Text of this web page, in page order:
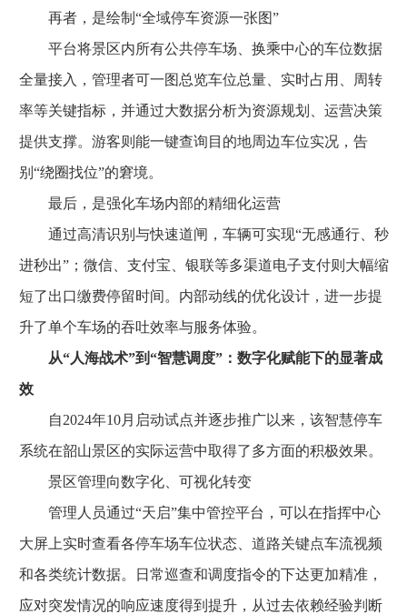
再者，是绘制“全域停车资源一张图”
平台将景区内所有公共停车场、换乘中心的车位数据
全量接入，管理者可一图总览车位总量、实时占用、周转
率等关键指标，并通过大数据分析为资源规划、运营决策
提供支撑。游客则能一键查询目的地周边车位实况，告
别“绕圈找位”的窘境。
最后，是强化车场内部的精细化运营
通过高清识别与快速道闸，车辆可实现“无感通行、秒
进秒出”；微信、支付宝、银联等多渠道电子支付则大幅缩
短了出口缴费停留时间。内部动线的优化设计，进一步提
升了单个车场的吞吐效率与服务体验。
从“人海战术”到“智慧调度”：数字化赋能下的显著成
效
自2024年10月启动试点并逐步推广以来，该智慧停车
系统在韶山景区的实际运营中取得了多方面的积极效果。
景区管理向数字化、可视化转变
管理人员通过“天启”集中管控平台，可以在指挥中心
大屏上实时查看各停车场车位状态、道路关键点车流视频
和各类统计数据。日常巡查和调度指令的下达更加精准，
应对突发情况的响应速度得到提升，从过去依赖经验判断